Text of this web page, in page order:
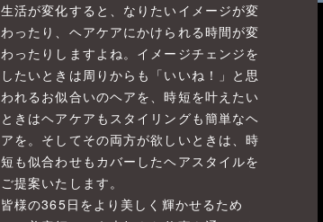
生活が変化すると、なりたいイメージが変
わったり、ヘアケアにかけられる時間が変
わったりしますよね。イメージチェンジを
したいときは周りからも「いいね！」と思
われるお似合いのヘアを、時短を叶えたい
ときはヘアケアもスタイリングも簡単なヘ
アを。そしてその両方が欲しいときは、時
短も似合わせもカバーしたヘアスタイルを
ご提案いたします。
皆様の365日をより美しく輝かせるため